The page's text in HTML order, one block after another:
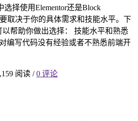
选择使用Elementor还是Block
取决于你的具体需求和技能水平。下
帮助你做出选择： 技能水平和熟悉
编写代码没有经验或者不熟悉前端开
阅读 / 0 评论